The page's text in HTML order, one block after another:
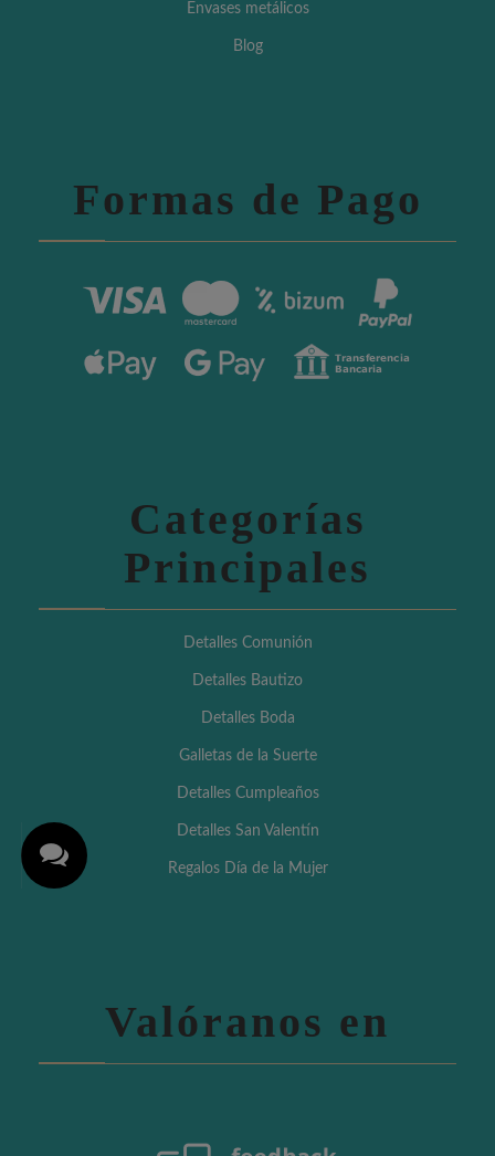
Envases metálicos
Blog
Formas de Pago
Categorías
Principales
Detalles Comunión
Detalles Bautizo
Detalles Boda
Galletas de la Suerte
Detalles Cumpleaños
Detalles San Valentín
Regalos Día de la Mujer
Valóranos en